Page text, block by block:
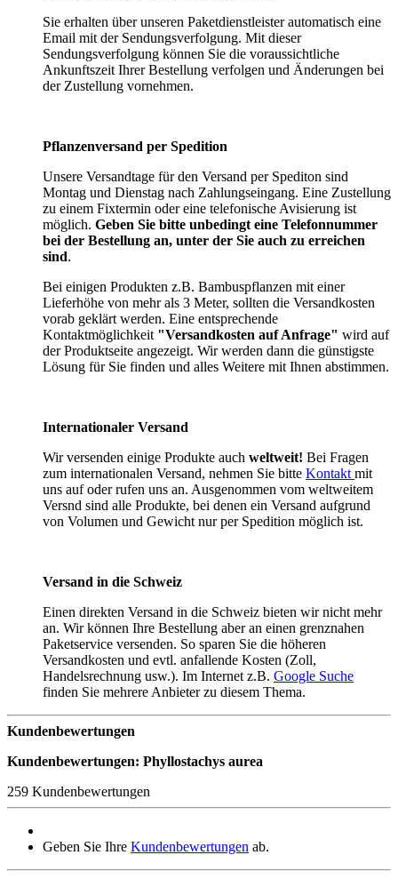
Sie erhalten über unseren Paketdienstleister automatisch eine
Email mit der Sendungsverfolgung. Mit dieser
Sendungsverfolgung können Sie die voraussichtliche
Ankunftszeit Ihrer Bestellung verfolgen und Änderungen bei
der Zustellung vornehmen.
Pflanzenversand per Spedition
Unsere Versandtage für den Versand per Spediton sind
Montag und Dienstag nach Zahlungseingang. Eine Zustellung
zu einem Fixtermin oder eine telefonische Avisierung ist
möglich. Geben Sie bitte unbedingt eine Telefonnummer
bei der Bestellung an, unter der Sie auch zu erreichen
sind.
Bei einigen Produkten z.B. Bambuspflanzen mit einer
Lieferhöhe von mehr als 3 Meter, sollten die Versandkosten
vorab geklärt werden. Eine entsprechende
Kontaktmöglichkeit "Versandkosten auf Anfrage" wird auf
der Produktseite angezeigt. Wir werden dann die günstigste
Lösung für Sie finden und alles Weitere mit Ihnen abstimmen.
Internationaler Versand
Wir versenden einige Produkte auch weltweit! Bei Fragen
zum internationalen Versand, nehmen Sie bitte Kontakt mit
uns auf oder rufen uns an. Ausgenommen vom weltweitem
Versnd sind alle Produkte, bei denen ein Versand aufgrund
von Volumen und Gewicht nur per Spedition möglich ist.
Versand in die Schweiz
Einen direkten Versand in die Schweiz bieten wir nicht mehr
an. Wir können Ihre Bestellung aber an einen grenznahen
Paketservice versenden. So sparen Sie die höheren
Versandkosten und evtl. anfallende Kosten (Zoll,
Handelsrechnung usw.). Im Internet z.B. Google Suche
finden Sie mehrere Anbieter zu diesem Thema.
Kundenbewertungen
Kundenbewertungen: Phyllostachys aurea
259 Kundenbewertungen
Geben Sie Ihre Kundenbewertungen ab.